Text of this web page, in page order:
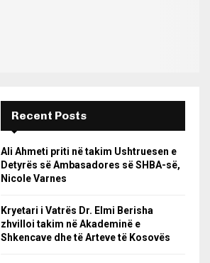
Recent Posts
Ali Ahmeti priti në takim Ushtruesen e
Detyrës së Ambasadores së SHBA-së,
Nicole Varnes
Kryetari i Vatrës Dr. Elmi Berisha
zhvilloi takim në Akademinë e
Shkencave dhe të Arteve të Kosovës